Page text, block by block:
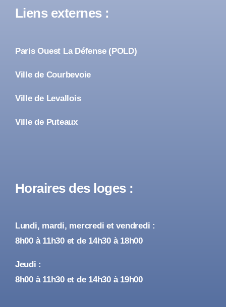
Liens externes :
Paris Ouest La Défense (POLD)
Ville de Courbevoie
Ville de Levallois
Ville de Puteaux
Horaires des loges :
Lundi, mardi, mercredi et vendredi :
8h00 à 11h30 et de 14h30 à 18h00
Jeudi :
8h00 à 11h30 et de 14h30 à 19h00